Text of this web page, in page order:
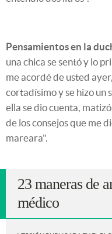
Pensamientos en la
una chica se sentó y lo
me acordé de usted
cortadísimo y se hizo un
ella se dio cuenta,
de los consejos que me
mareara".
23 maneras de
médico